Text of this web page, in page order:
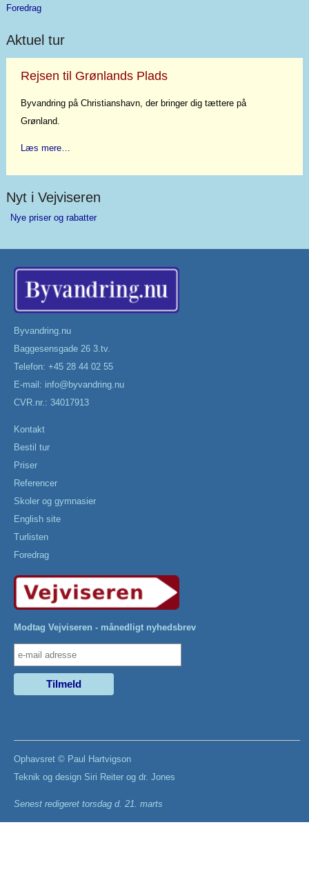
Foredrag
Aktuel tur
Rejsen til Grønlands Plads
Byvandring på Christianshavn, der bringer dig tættere på
Grønland.
Læs mere…
Nyt i Vejviseren
Nye priser og rabatter
Byvandring.nu
Baggesensgade 26 3.tv.
Telefon: +45 28 44 02 55
E-mail: info@byvandring.nu
CVR.nr.: 34017913
Kontakt
Bestil tur
Priser
Referencer
Skoler og gymnasier
English site
Turlisten
Foredrag
Modtag Vejviseren - månedligt nyhedsbrev
Ophavsret © Paul Hartvigson
Teknik og design Siri Reiter og dr. Jones
Senest redigeret torsdag d. 21. marts